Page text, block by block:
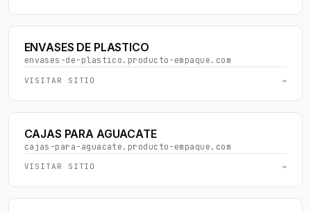
ENVASES DE PLASTICO
envases-de-plastico.producto-empaque.com
VISITAR SITIO →
CAJAS PARA AGUACATE
cajas-para-aguacate.producto-empaque.com
VISITAR SITIO →